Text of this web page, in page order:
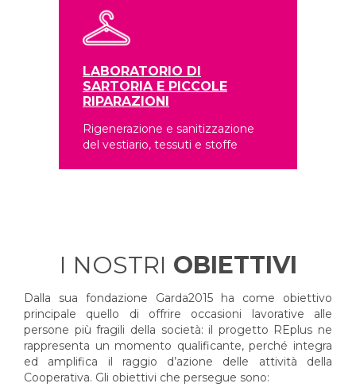
LABORATORIO DI
SARTORIA E PICCOLE
RIPARAZIONI
Rigenerazione e sanitizzazione
del vestiario, tessuti e stoffe
I NOSTRI OBIETTIVI
Dalla sua fondazione Garda2015 ha come obiettivo
principale quello di offrire occasioni lavorative alle
persone più fragili della società: il progetto REplus ne
rappresenta un momento qualificante, perché integra
ed amplifica il raggio d’azione delle attività della
Cooperativa. Gli obiettivi che persegue sono: